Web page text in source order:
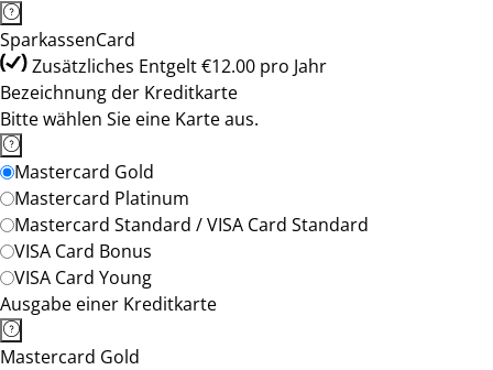
SparkassenCard
Zusätzliches Entgelt €12.00 pro Jahr
Bezeichnung der Kreditkarte
Bitte wählen Sie eine Karte aus.
Mastercard Gold
Mastercard Platinum
Mastercard Standard / VISA Card Standard
VISA Card Bonus
VISA Card Young
Ausgabe einer Kreditkarte
Mastercard Gold